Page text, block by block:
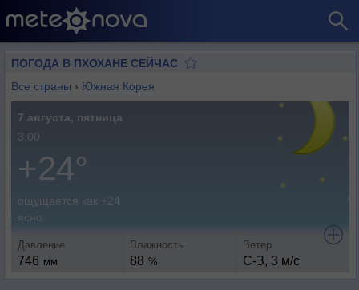
ПОГОДА В ПХОХАНЕ СЕЙЧАС
Все страны › Южная Корея
7 августа, пятница
3:00
+24°
ощущается как +24
ясно
Давление
746 мм
Влажность
88 %
Ветер
С-З, 3 м/с